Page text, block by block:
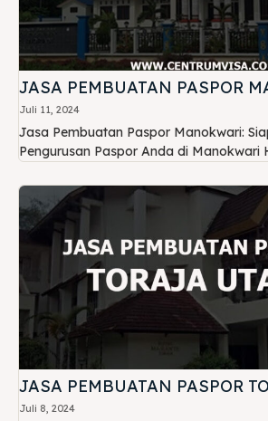
JASA PEMBUATAN PASPOR
Juli 11, 2024
Jasa Pembuatan Paspor Manokwari:
Pengurusan Paspor Anda di Manokwari
JASA PEMBUATAN PASPOR
Juli 8, 2024